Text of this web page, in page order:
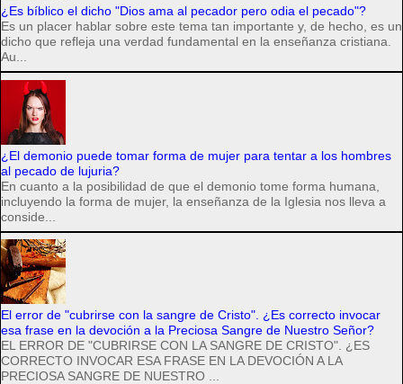
¿Es bíblico el dicho "Dios ama al pecador pero odia el pecado"?
Es un placer hablar sobre este tema tan importante y, de hecho, es un
dicho que refleja una verdad fundamental en la enseñanza cristiana.
Au...
¿El demonio puede tomar forma de mujer para tentar a los hombres
al pecado de lujuria?
En cuanto a la posibilidad de que el demonio tome forma humana,
incluyendo la forma de mujer, la enseñanza de la Iglesia nos lleva a
conside...
El error de "cubrirse con la sangre de Cristo". ¿Es correcto invocar
esa frase en la devoción a la Preciosa Sangre de Nuestro Señor?
EL ERROR DE "CUBRIRSE CON LA SANGRE DE CRISTO". ¿ES
CORRECTO INVOCAR ESA FRASE EN LA DEVOCIÓN A LA
PRECIOSA SANGRE DE NUESTRO ...